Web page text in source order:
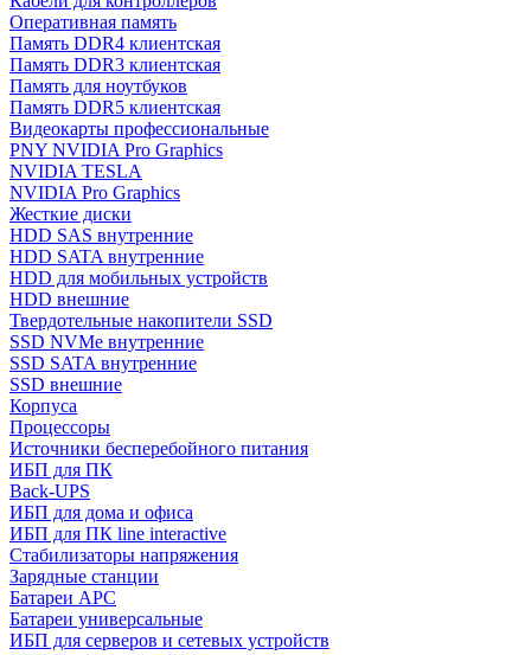
Оперативная память
Память DDR4 клиентская
Память DDR3 клиентская
Память для ноутбуков
Память DDR5 клиентская
Видеокарты профессиональные
PNY NVIDIA Pro Graphics
NVIDIA TESLA
NVIDIA Pro Graphics
Жесткие диски
HDD SAS внутренние
HDD SATA внутренние
HDD для мобильных устройств
HDD внешние
Твердотельные накопители SSD
SSD NVMe внутренние
SSD SATA внутренние
SSD внешние
Корпуса
Процессоры
Источники бесперебойного питания
ИБП для ПК
Back-UPS
ИБП для дома и офиса
ИБП для ПК linе interactive
Стабилизаторы напряжения
Зарядные станции
Батареи APC
Батареи универсальные
ИБП для серверов и сетевых устройств